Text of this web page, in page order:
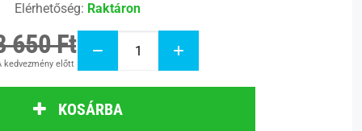
Elérhetőség: Raktáron
650 Ft
kedvezmény előtt
KOSÁRBA